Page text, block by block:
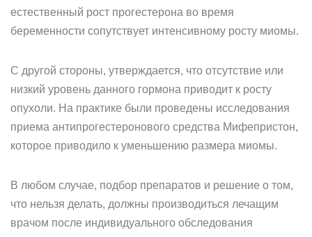
естественный рост прогестерона во время
беременности сопутствует интенсивному росту миомы.
С другой стороны, утверждается, что отсутствие или
низкий уровень данного гормона приводит к росту
опухоли. На практике были проведены исследования
приема антипрогестеронового средства Мифепристон,
которое приводило к уменьшению размера миомы.
В любом случае, подбор препаратов и решение о том,
что нельзя делать, должны производиться лечащим
врачом после индивидуального обследования